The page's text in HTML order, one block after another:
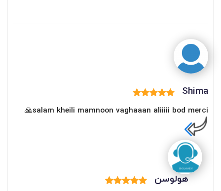
Shima
salam kheili mamnoon vaghaaan aliiiii bod merci🙏
هولوسن